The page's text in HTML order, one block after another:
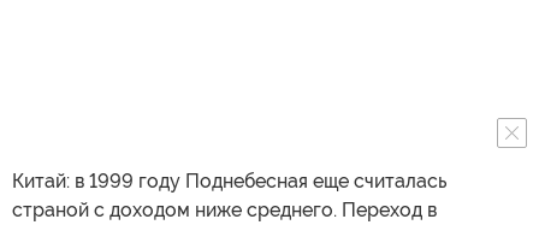
Китай: в 1999 году Поднебесная еще считалась
страной с доходом ниже среднего. Переход в